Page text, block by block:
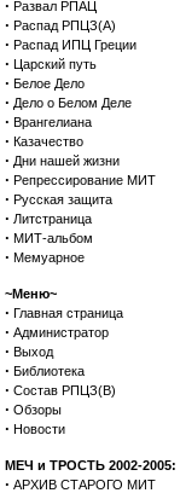
· Развал РПАЦ
· Распад РПЦЗ(А)
· Распад ИПЦ Греции
· Царский путь
· Белое Дело
· Дело о Белом Деле
· Врангелиана
· Казачество
· Дни нашей жизни
· Репрессирование МИТ
· Русская защита
· Литстраница
· МИТ-альбом
· Мемуарное
~Меню~
· Главная страница
· Администратор
· Выход
· Библиотека
· Состав РПЦЗ(В)
· Обзоры
· Новости
МЕЧ и ТРОСТЬ 2002-2005:
· АРХИВ СТАРОГО МИТ